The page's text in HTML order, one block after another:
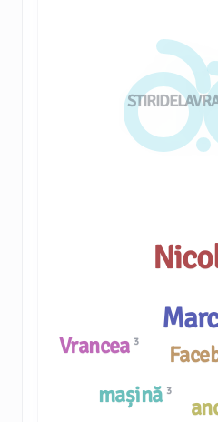
Vrancea 3
mașină 3